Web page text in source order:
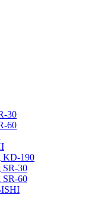
30
60
KD-190
SR-30
SR-60